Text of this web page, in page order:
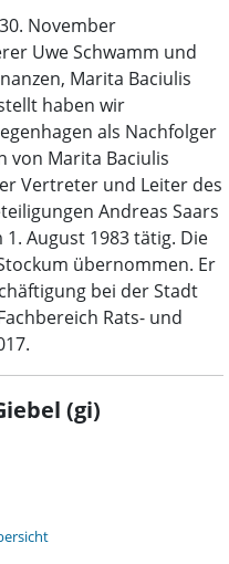
November
Uwe Schwamm und
Marita Baciulis
haben wir
als Nachfolger
von Marita Baciulis
Vertreter und Leiter des
Andreas Saars
August 1983 tätig. Die
übernommen. Er
bei der Stadt
Rats- und
(gi)